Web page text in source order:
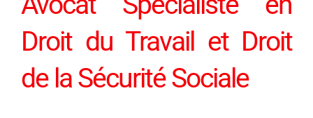
Droit du Travail et Droit
de la Sécurité Sociale